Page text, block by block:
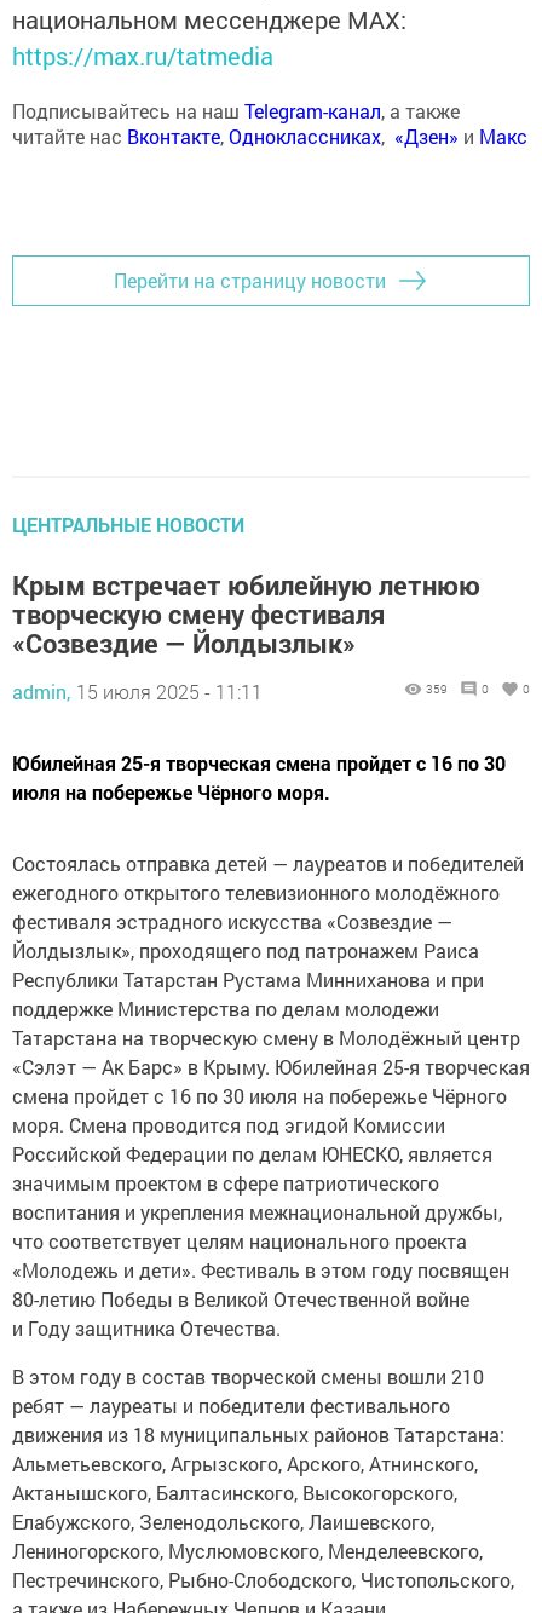
национальном мессенджере MАХ:
https://max.ru/tatmedia
Подписывайтесь на наш Telegram-канал, а также
читайте нас Вконтакте,Одноклассниках, «Дзен» и Макс
Перейти на страницу новости
ЦЕНТРАЛЬНЫЕ НОВОСТИ
Крым встречает юбилейную летнюю
творческую смену фестиваля
«Созвездие — Йолдызлык»
admin, 15 июля 2025 - 11:11 359 0 0
Юбилейная 25-я творческая смена пройдет с 16 по 30
июля на побережье Чёрного моря.
Состоялась отправка детей — лауреатов и победителей
ежегодного открытого телевизионного молодёжного
фестиваля эстрадного искусства «Созвездие —
Йолдызлык», проходящего под патронажем Раиса
Республики Татарстан Рустама Минниханова и при
поддержке Министерства по делам молодежи
Татарстана на творческую смену в Молодёжный центр
«Сэлэт — Ак Барс» в Крыму. Юбилейная 25-я творческая
смена пройдет с 16 по 30 июля на побережье Чёрного
моря. Смена проводится под эгидой Комиссии
Российской Федерации по делам ЮНЕСКО, является
значимым проектом в сфере патриотического
воспитания и укрепления межнациональной дружбы,
что соответствует целям национального проекта
«Молодежь и дети». Фестиваль в этом году посвящен
80-летию Победы в Великой Отечественной войне
и Году защитника Отечества.
В этом году в состав творческой смены вошли 210
ребят — лауреаты и победители фестивального
движения из 18 муниципальных районов Татарстана:
Альметьевского, Агрызского, Арского, Атнинского,
Актанышского, Балтасинского, Высокогорского,
Елабужского, Зеленодольского, Лаишевского,
Лениногорского, Муслюмовского, Менделеевского,
Пестречинского, Рыбно-Слободского, Чистопольского,